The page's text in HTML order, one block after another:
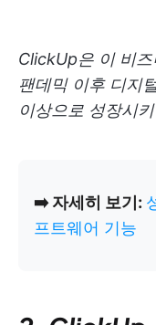
ClickUp은 이 비
팬데믹 이후 디지
이상으로 성장시
➡️ 자세히 보기:
프트웨어 기능